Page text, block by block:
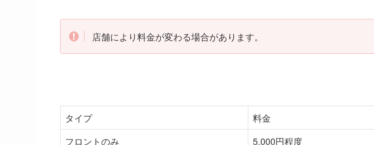
店舗により料金が変わる場合があります。
タイプ
料金
フロントのみ
5,000円程度